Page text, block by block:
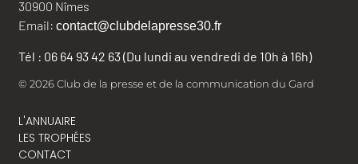
30900 Nîmes
Email: contact@clubdelapresse30.fr
Tél : 06 64 93 42 63 (Du lundi au vendredi de 10h à 16h)
© 2026 Club de la presse et de la communication du Gard
L'ANNUAIRE
LES TROPHÉES
CONTACT